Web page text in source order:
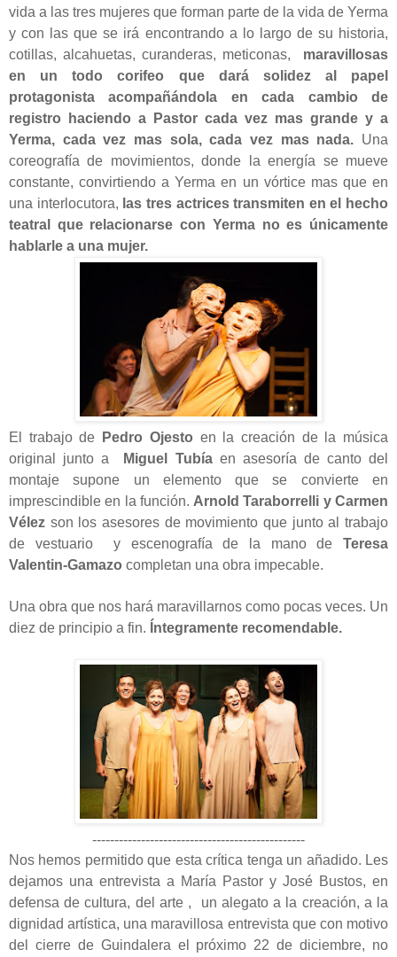
vida a las tres mujeres que forman parte de la vida de Yerma
y con las que se irá encontrando a lo largo de su historia,
cotillas, alcahuetas, curanderas, meticonas, maravillosas
en un todo corifeo que dará solidez al papel
protagonista acompañándola en cada cambio de
registro haciendo a Pastor cada vez mas grande y a
Yerma, cada vez mas sola, cada vez mas nada. Una
coreografía de movimientos, donde la energía se mueve
constante, convirtiendo a Yerma en un vórtice mas que en
una interlocutora, las tres actrices transmiten en el hecho
teatral que relacionarse con Yerma no es únicamente
hablarle a una mujer.
El trabajo de Pedro Ojesto en la creación de la música
original junto a
Miguel Tubíaen asesoría de canto del
montaje supone un elemento que se convierte en
imprescindible en la función. Arnold Taraborrelli y Carmen
Vélez son los asesores de movimiento que junto al trabajo
de vestuario y escenografía de la mano de Teresa
Valentin-Gamazo completan una obra impecable.
Una obra que nos hará maravillarnos como pocas veces. Un
diez de principio a fin. Íntegramente recomendable.
------------------------------------------------
Nos hemos permitido que esta crítica tenga un añadido. Les
dejamos una entrevista a María Pastor y José Bustos, en
defensa de cultura, del arte ,
un alegato a la creación, a la
dignidad artística, una maravillosa entrevista que con motivo
del cierre de Guindalera el próximo 22 de diciembre, no